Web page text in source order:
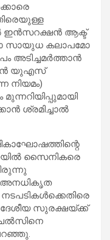
ഇന്‍സറക്ഷന്‍ ആക്ട്
സായുധ കലാപമോ
അടിച്ചമര്‍ത്താന്‍
യുഎസ്
നിയമം)
ശ്രമിച്ചാല്‍
സൈനികരെ
അനധികൃത
സുരക്ഷയ്ക്ക്